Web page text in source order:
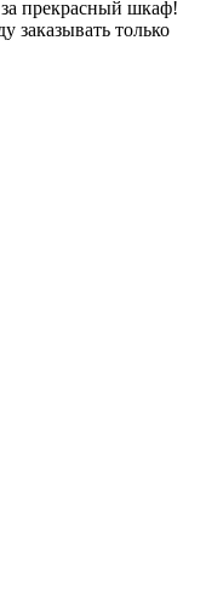
за прекрасный шкаф!
заказывать только